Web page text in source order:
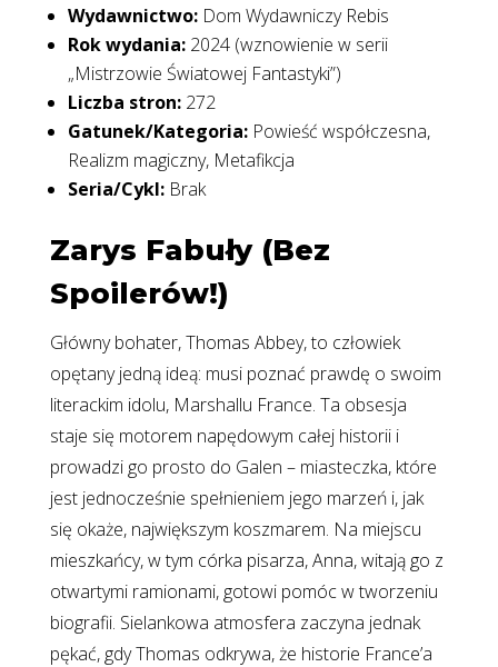
Wydawnictwo:Dom Wydawniczy Rebis
Rok wydania:2024 (wznowienie w serii
„Mistrzowie Światowej Fantastyki”)
Liczba stron:272
Gatunek/Kategoria:Powieść współczesna,
Realizm magiczny, Metafikcja
Seria/Cykl:Brak
Zarys Fabuły (Bez
Spoilerów!)
Główny bohater, Thomas Abbey, to człowiek
opętany jedną ideą: musi poznać prawdę o swoim
literackim idolu, Marshallu France. Ta obsesja
staje się motorem napędowym całej historii i
prowadzi go prosto do Galen – miasteczka, które
jest jednocześnie spełnieniem jego marzeń i, jak
się okaże, największym koszmarem. Na miejscu
mieszkańcy, w tym córka pisarza, Anna, witają go z
otwartymi ramionami, gotowi pomóc w tworzeniu
biografii. Sielankowa atmosfera zaczyna jednak
pękać, gdy Thomas odkrywa, że historie France’a